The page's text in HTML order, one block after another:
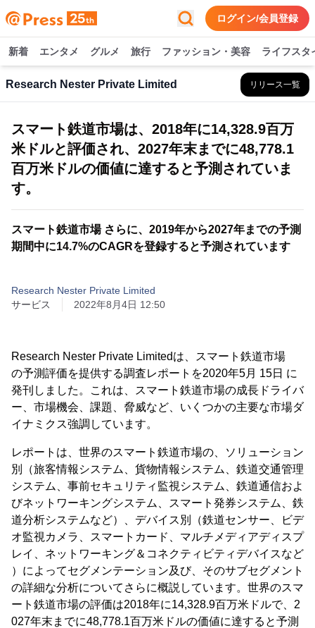
ログイン/会員登録
新着 エンタメ グルメ 旅行 ファッション・美容 ライフスタ
Research Nester Private Limited リリース一覧
スマート鉄道市場は、2018年に14,328.9百万
米ドルと評価され、2027年末までに48,778.1
百万米ドルの価値に達すると予測されていま
す。
スマート鉄道市場 さらに、2019年から2027年までの予測
期間中に14.7%のCAGRを登録すると予測されています
Research Nester Private Limited
サービス
2022年8月4日 12:50
Research Nester Private Limitedは、スマート鉄道市場
の予測評価を提供する調査レポートを2020年5月 15日 に
発刊しました。これは、スマート鉄道市場の成長ドライバ
ー、市場機会、課題、脅威など、いくつかの主要な市場ダ
イナミクス強調しています。
レポートは、世界のスマート鉄道市場の、ソリューション
別（旅客情報システム、貨物情報システム、鉄道交通管理
システム、事前セキュリティ監視システム、鉄道通信およ
びネットワーキングシステム、スマート発券システム、鉄
道分析システムなど）、デバイス別（鉄道センサー、ビデ
オ監視カメラ、スマートカード、マルチメディアディスプ
レイ、ネットワーキング＆コネクティビティデバイスなど
）によってセグメンテーション及び、そのサブセグメント
の詳細な分析についてさらに概説しています。世界のスマ
ート鉄道市場の評価は2018年に14,328.9百万米ドルで、2
027年末までに48,778.1百万米ドルの価値に達すると予測